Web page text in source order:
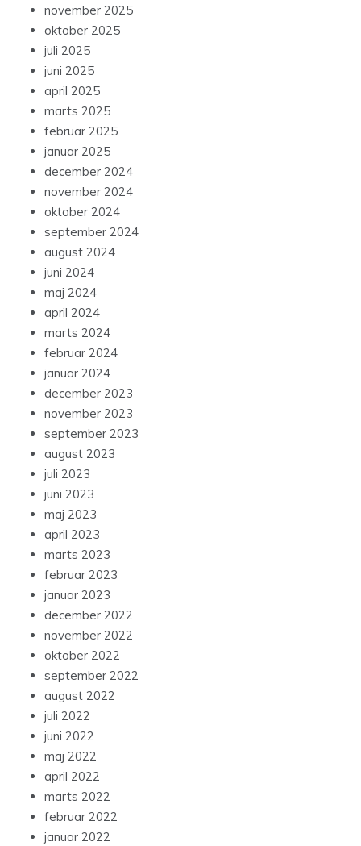
november 2025
oktober 2025
juli 2025
juni 2025
april 2025
marts 2025
februar 2025
januar 2025
december 2024
november 2024
oktober 2024
september 2024
august 2024
juni 2024
maj 2024
april 2024
marts 2024
februar 2024
januar 2024
december 2023
november 2023
september 2023
august 2023
juli 2023
juni 2023
maj 2023
april 2023
marts 2023
februar 2023
januar 2023
december 2022
november 2022
oktober 2022
september 2022
august 2022
juli 2022
juni 2022
maj 2022
april 2022
marts 2022
februar 2022
januar 2022